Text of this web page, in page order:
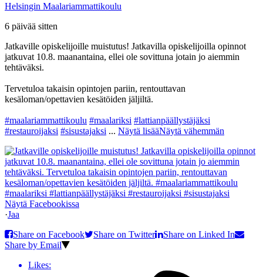
Helsingin Maalariammattikoulu
6 päivää sitten
Jatkaville opiskelijoille muistutus! Jatkavilla opiskelijoilla opinnot
jatkuvat 10.8. maanantaina, ellei ole sovittuna jotain jo aiemmin
tehtäväksi.
Tervetuloa takaisin opintojen pariin, rentouttavan
kesäloman/opettavien kesätöiden jäljiltä.
#maalariammattikoulu #maalariksi #lattianpäällystäjäksi
#restauroijaksi #sisustajaksi ... Näytä lisääNäytä vähemmän
Näytä Facebookissa
·Jaa
Share on Facebook
Share on Twitter
Share on Linked In
Share by Email
Likes: